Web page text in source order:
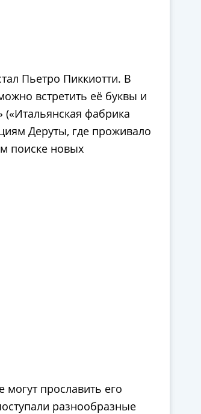
Пьетро Пиккиотти. В
встретить её буквы и
фабрика
Деруты, где проживало
поиске новых
прославить его
разнообразные